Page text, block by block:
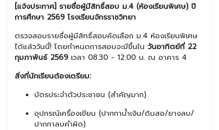
[แจ้งประกาศ] รายชื่อผู้มีสิทธิ์สอบ ม.4 (ห้องเรียนพิเศษ) ปี
การศึกษา 2569 โรงเรียนจักรราชวิทยา
ตรวจสอบรายชื่อผู้มีสิทธิ์สอบคัดเลือก ม.4 ห้องเรียนพิเศษ
ได้แล้ววันนี้! โดยกำหนดการสอบจะมีขึ้นใน วันอาทิตย์ที่ 22
กุมภาพันธ์ 2569เวลา 08.30 - 12.00 น. ณ อาคาร 4
สิ่งที่นักเรียนต้องเตรียม:
บัตรประจำตัวประชาชน (สำคัญมาก)
อุปกรณ์เครื่องเขียน (ปากกาน้ำเงิน/ดินสอ/ยางลบ/
ปากกาลบคำผิด)